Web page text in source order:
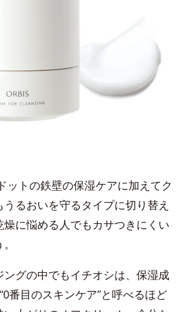
ットの鉄壁の保湿ケアに加えてク
るおいを守るタイプに切り替え
に悩める人でもカサつきにくい
ングの中でもイチオシは、保湿成
番目のスキンケア”と呼べるほど